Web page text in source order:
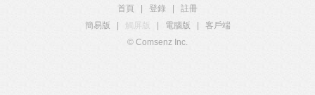
首頁 登錄
註冊
簡易版
觸屏版 電腦版
客戶端
© Comsenz Inc.